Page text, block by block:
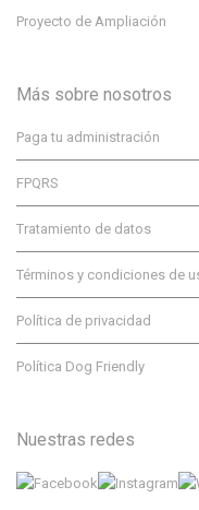
Proyecto de Ampliación
Más sobre nosotros
Paga tu administración
FPQRS
Tratamiento de datos
Términos y condiciones de
Política de privacidad
Política Dog Friendly
Nuestras redes